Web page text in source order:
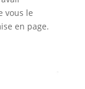
vous le
en page.